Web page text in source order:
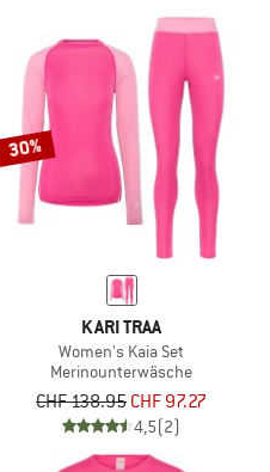
30%
KARI TRAA
Women's Kaia Set
Merinounterwäsche
CHF 138.95 CHF 97.27
4,5(2)